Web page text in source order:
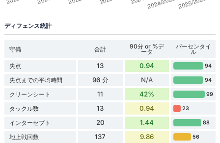
ディフェンス統計
守備 合計 90分 or %デ
ータ
パーセンタイ
ル
失点
13 0.94 94
失点までの平均時間 96 分 N/A 94
クリーンシート 11 42% 99
タックル数 13 0.94 23
インターセプト 20 1.44 88
地上戦回数 137 9.86 56